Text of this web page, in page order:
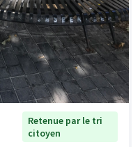
Retenue par le tri
citoyen